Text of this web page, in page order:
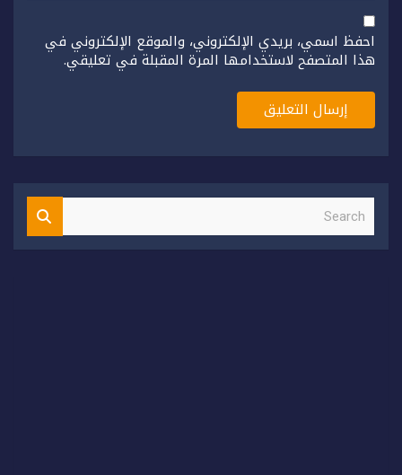
احفظ اسمي، بريدي الإلكتروني، والموقع الإلكتروني في
هذا المتصفح لاستخدامها المرة المقبلة في تعليقي.
S
a